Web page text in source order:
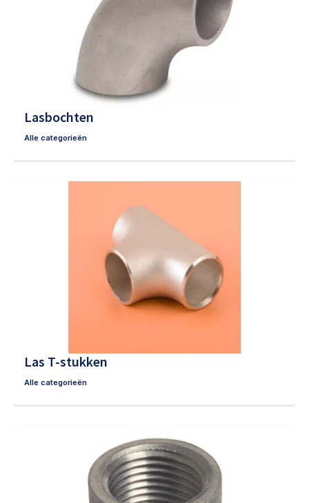
Lasbochten
Alle categorieën
Las T-stukken
Alle categorieën